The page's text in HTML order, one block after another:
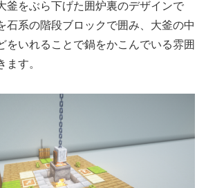
釜をぶら下げた囲炉裏のデザインで
石系の階段ブロックで囲み、大釜の中
をいれることで鍋をかこんでいる雰囲
ます。